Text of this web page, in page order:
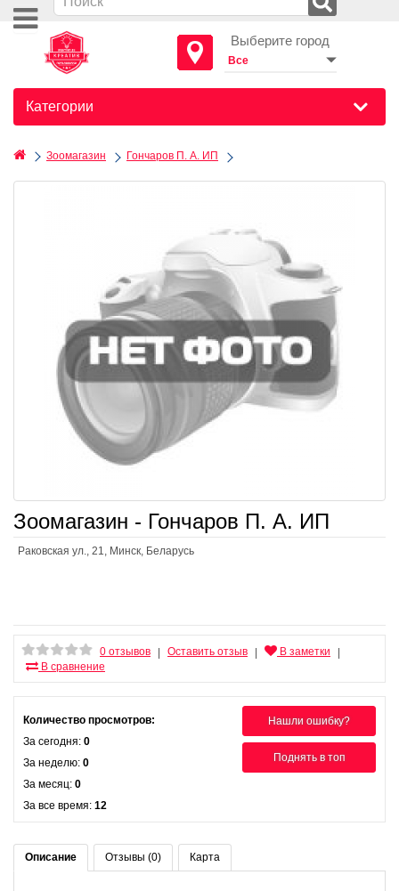
Выберите город
Категории
Зоомагазин Гончаров П. А. ИП
Зоомагазин - Гончаров П. А. ИП
Раковская ул., 21, Минск, Беларусь
0 отзывов Оставить отзыв В заметки
В сравнение
Нашли ошибку?
Поднять в топ
Количество просмотров:
За сегодня: 0
За неделю: 0
За месяц: 0
За все время: 12
Описание Отзывы (0) Карта